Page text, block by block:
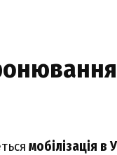
мобілізація в